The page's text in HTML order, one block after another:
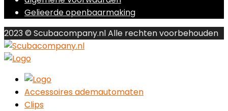
Gelieerde openbaarmaking
2023 © Scubacompany.nl Alle rechten voorbehouden
Accessoires ademautomaten
Clips